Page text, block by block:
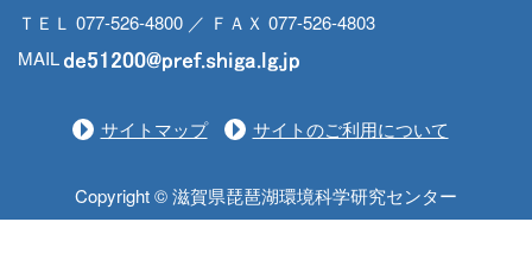
ＴＥＬ 077-526-4800 ／ ＦＡＸ 077-526-4803
MAIL
サイトマップ サイトのご利用について
Copyright © 滋賀県琵琶湖環境科学研究センター